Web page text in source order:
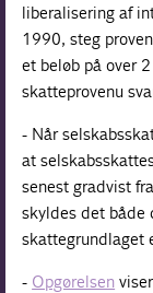
liberalisering af
1990, steg
et beløb på over
skatteprovenu
- Når
at
senest gradvist
skyldes det både
skattegrundlaget
- Opgørelsen